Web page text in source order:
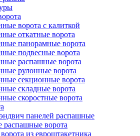
ворота с калиткой
откатные ворота
панорамные ворота
подвесные ворота
распашные ворота
рулонные ворота
секционные ворота
складные ворота
скоростные ворота
панелей распашные
распашные ворота
из евроштакетника